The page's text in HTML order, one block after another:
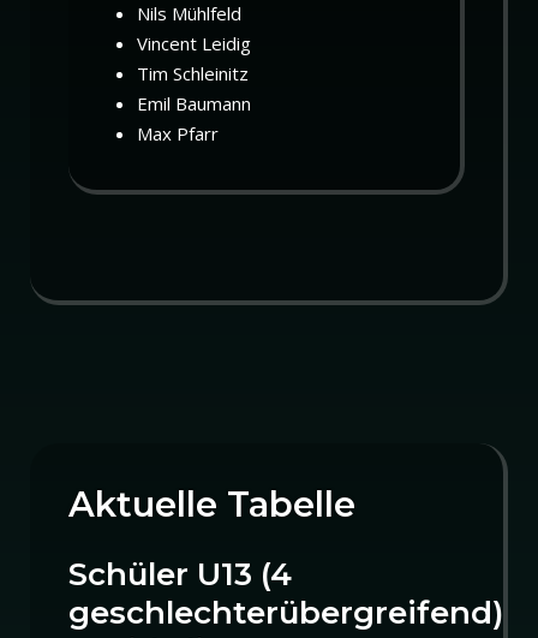
Nils Mühlfeld
Vincent Leidig
Tim Schleinitz
Emil Baumann
Max Pfarr
Aktuelle Tabelle
Schüler U13 (4
geschlechterübergreifend)